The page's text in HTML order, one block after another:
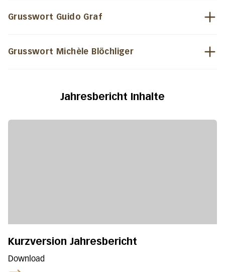
Grusswort Guido Graf
Grusswort Michèle Blöchliger
Jahresbericht Inhalte
Kurzversion Jahresbericht
Download